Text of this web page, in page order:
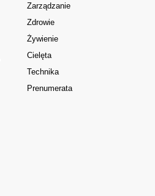
Zarządzanie
Zdrowie
Żywienie
Cielęta
Technika
Prenumerata